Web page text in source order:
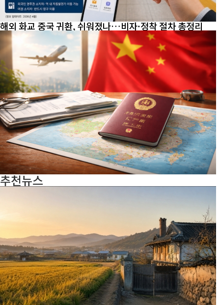
해외 화교 중국 귀환, 쉬워졌나…비자·정착 절차 총정리
추천뉴스